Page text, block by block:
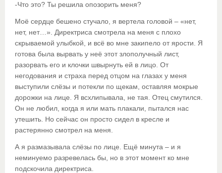
-Что это? Ты решила опозорить меня?
Моё сердце бешено стучало, я вертела головой – «нет,
нет, нет…». Директриса смотрела на меня с плохо
скрываемой улыбкой, и всё во мне закипело от ярости. Я
готова была вырвать у неё этот злополучный лист,
разорвать его и клочки швырнуть ей в лицо. От
негодования и страха перед отцом на глазах у меня
выступили слёзы и потекли по щекам, оставляя мокрые
дорожки на лице. Я всхлипывала, не тая. Отец смутился.
Он не любил, когда я или мать плакали, пытался нас
утешить. Но сейчас он просто сидел в кресле и
растерянно смотрел на меня.
А я размазывала слёзы по лице. Ещё минута – и я
неминуемо разревелась бы, но в этот момент ко мне
подскочила директриса.